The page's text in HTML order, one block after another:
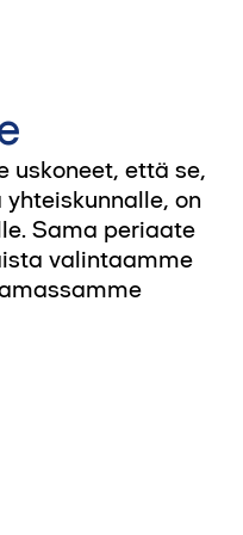
uskoneet, että se,
on
Sama periaate
valintaamme